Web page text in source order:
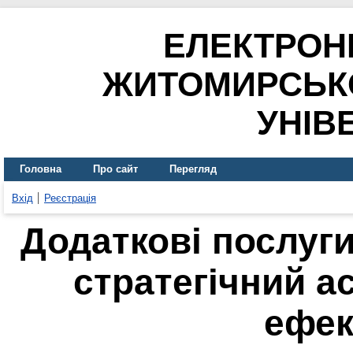
Головна Про сайт Перегляд
Вхід Реєстрація
Додаткові
стратегічний